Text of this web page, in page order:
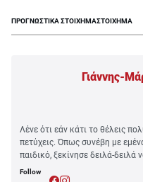
ΠΡΟΓΝΩΣΤΙΚΑ ΣΤΟΙΧΗΜΑΣΤΟΙΧΗΜΑ
Γιάννης-
Λένε ότι εάν κάτι το θέλεις
πετύχεις. Όπως συνέβη με
παιδικό, ξεκίνησε δειλά-δειλά
της δεκαετίας του 1990, σε
Follow